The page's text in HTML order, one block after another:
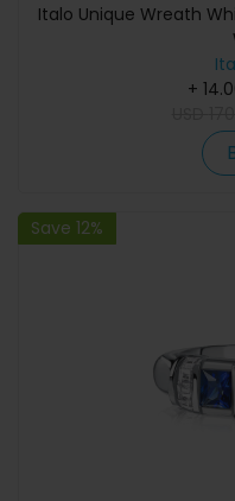
Italo Unique Wreath
+
Save 12%